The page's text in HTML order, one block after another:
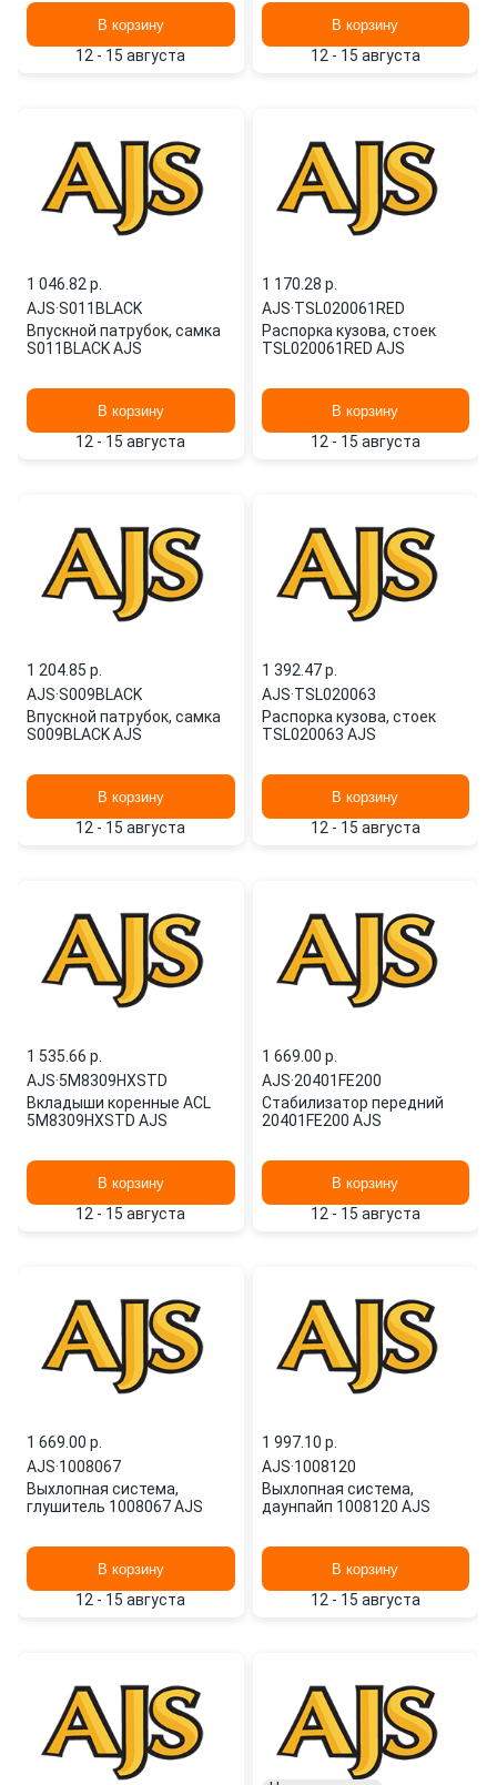
В корзину
12 - 15 августа
В корзину
12 - 15 августа
1 046.82 p.
AJS·S011BLACK
Впускной патрубок, самка
S011BLACK AJS
В корзину
12 - 15 августа
1 170.28 p.
AJS·TSL020061RED
Распорка кузова, стоек
TSL020061RED AJS
В корзину
12 - 15 августа
1 204.85 p.
AJS·S009BLACK
Впускной патрубок, самка
S009BLACK AJS
В корзину
12 - 15 августа
1 392.47 p.
AJS·TSL020063
Распорка кузова, стоек
TSL020063 AJS
В корзину
12 - 15 августа
1 535.66 p.
AJS·5M8309HXSTD
Вкладыши коренные ACL
5M8309HXSTD AJS
В корзину
12 - 15 августа
1 669.00 p.
AJS·20401FE200
Стабилизатор передний
20401FE200 AJS
В корзину
12 - 15 августа
1 669.00 p.
AJS·1008067
Выхлопная система,
глушитель 1008067 AJS
В корзину
12 - 15 августа
1 997.10 p.
AJS·1008120
Выхлопная система,
даунпайп 1008120 AJS
В корзину
12 - 15 августа